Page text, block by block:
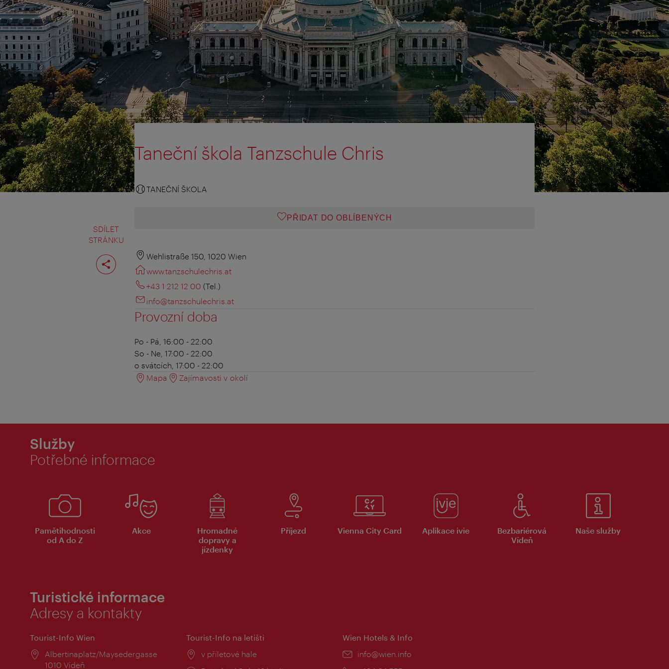
SDÍLET
STRÁNKU
Rozdělit
stranu
Taneční škola Tanzschule Chris
TANEČNÍ ŠKOLA
PŘIDAT DO OBLÍBENÝCH
Wehlistraße 150, 1020 Wien
www.tanzschulechris.at
+43 1 212 12 00 (Tel.)
info@tanzschulechris.at
Provozní doba
Po - Pá, 16:00 - 22:00
So - Ne, 17:00 - 22:00
o svátcích, 17:00 - 22:00
Mapa
Zajímavosti v okolí
Služby
Potřebné informace
Pamětihodnosti
od A do Z
Akce
Hromadné
dopravy a
jízdenky
Příjezd Vienna City Card Aplikace ivie
Bezbariérová
Vídeň
Naše služby
Turistické informace
Adresy a kontakty
Tourist-Info Wien
Místo:
Albertinaplatz/Maysedergasse
1010 Vídeň
Tourist-Info na letišti
Místo:
v příletové hale
Wien Hotels & Info
E-
info@wien.info